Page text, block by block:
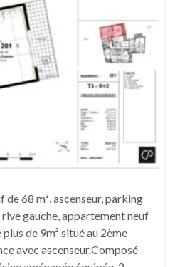
68 m², ascenseur, parking
gauche, appartement neuf
de 9m² situé au 2ème
avec ascenseur.Composé